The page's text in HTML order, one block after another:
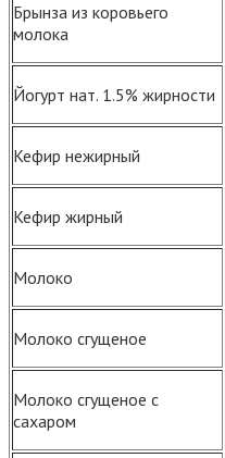
Брынза из коровьего
молока
Йогурт нат. 1.5% жирности
Кефир нежирный
Кефир жирный
Молоко
Молоко сгущеное
Молоко сгущеное с
сахаром